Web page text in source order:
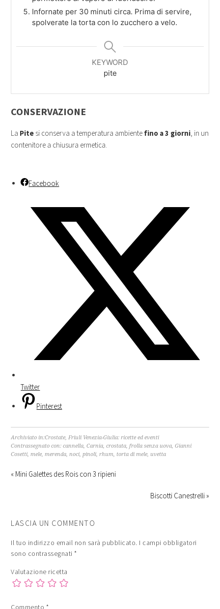
Infornate per 30 minuti circa. Prima di servire,
spolverate la torta con lo zucchero a velo.
KEYWORD
pite
CONSERVAZIONE
La Pite si conserva a temperatura ambiente fino a 3 giorni, in un
contenitore a chiusura ermetica.
Facebook
Twitter
Pinterest
Archiviato in:Crostate,Friuli Venezia-Giulia: ricette ed eventi
Contrassegnato con:cannella,Carnia,crostata,frolla senza uova,Gianni
Cosetti,mele,merenda,noci,pinoli,rhum, torta di mele, uvetta
« Mini Galettes des Rois con 3 ripieni
Biscotti Canestrelli »
LASCIA UN COMMENTO
Il tuo indirizzo email non sarà pubblicato. I campi obbligatori
sono contrassegnati*
Valutazione ricetta